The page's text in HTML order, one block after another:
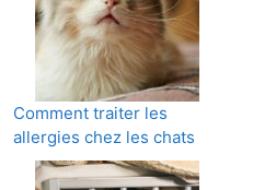
Comment traiter les
allergies chez les chats